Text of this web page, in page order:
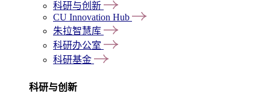
科研与创新
CU Innovation Hub
朱拉智慧库
科研办公室
科研基金
科研与创新